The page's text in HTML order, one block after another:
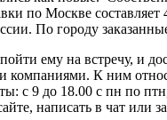
по Москве составляет
По городу
ему на встречу, и
компаниями. К ним
с 9 до 18.00 с пн по
написать в чат или